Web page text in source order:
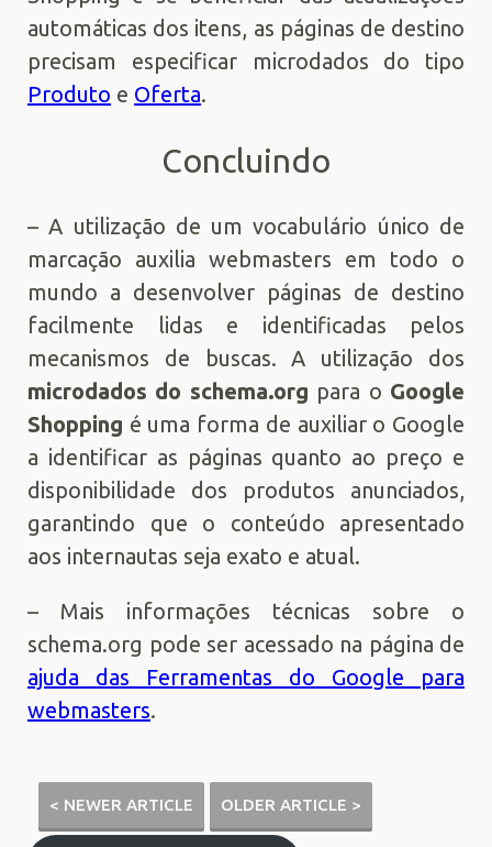
automáticas dos itens, as páginas de destino
precisam especificar microdados do tipo
Produto e Oferta.
Concluindo
– A utilização de um vocabulário único de
marcação auxilia webmasters em todo o
mundo a desenvolver páginas de destino
facilmente lidas e identificadas pelos
mecanismos de buscas. A utilização dos
microdados do schema.org para o Google
Shopping é uma forma de auxiliar o Google
a identificar as páginas quanto ao preço e
disponibilidade dos produtos anunciados,
garantindo que o conteúdo apresentado
aos internautas seja exato e atual.
– Mais informações técnicas sobre o
schema.org pode ser acessado na página de
ajuda das Ferramentas do Google para
webmasters.
< NEWER ARTICLE OLDER ARTICLE >